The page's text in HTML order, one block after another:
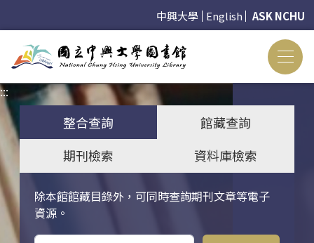
中興大學 English ASK NCHU
:::
整合查詢
館藏查詢
期刊檢索
資料庫檢索
除本館館藏目錄外，可同時查詢期刊文章等電子
資源。
關鍵字搜尋